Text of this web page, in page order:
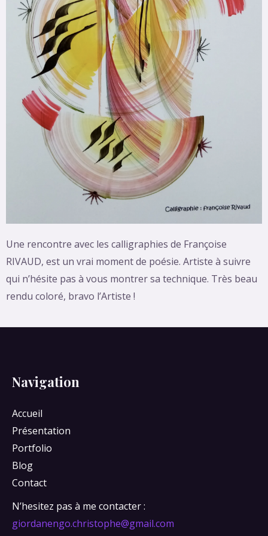
Une rencontre avec les calligraphies de Françoise
RIVAUD, est un vrai moment de poésie. Artiste à suivre
qui n’hésite pas à vous montrer sa technique. Très beau
rendu coloré, bravo l’Artiste !
Navigation
Accueil
Présentation
Portfolio
Blog
Contact
N’hesitez pas à me contacter :
giordanengo.christophe@gmail.com